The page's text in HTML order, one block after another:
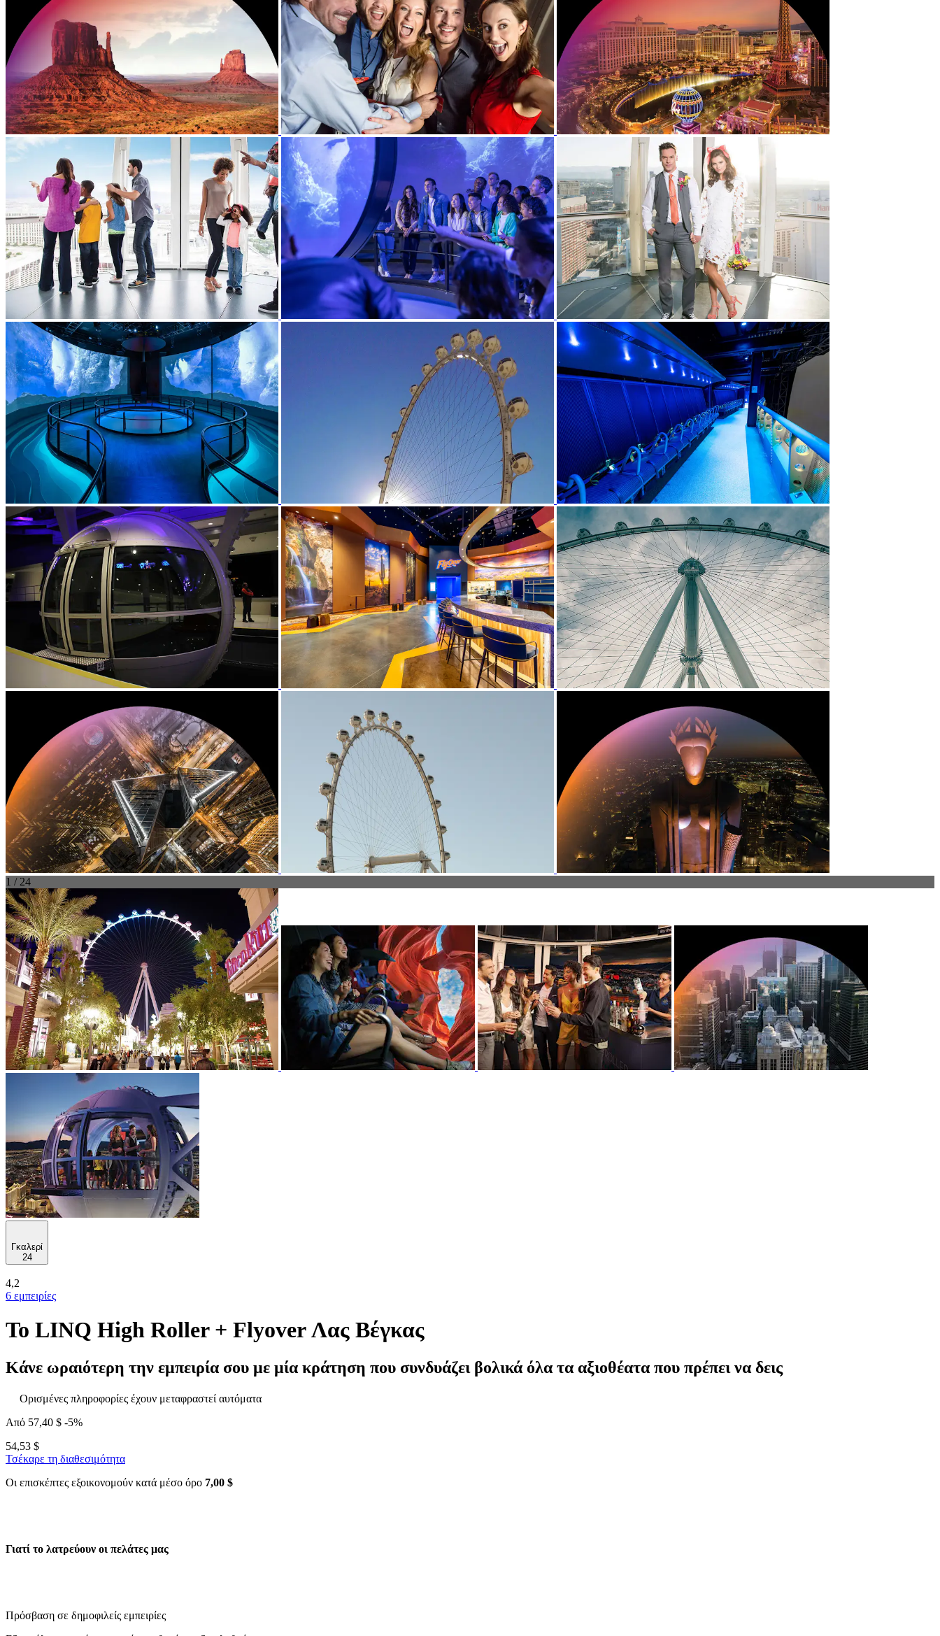
1 / 24
Γκαλερί
24
4,2
6 εμπειρίες
Το LINQ High Roller + Flyover Λας Βέγκας
Κάνε ωραιότερη την εμπειρία σου με μία κράτηση που συνδυάζει βολικά όλα τα αξιοθέατα που πρέπει να δεις
Ορισμένες πληροφορίες έχουν μεταφραστεί αυτόματα
Από 57,40 $ -5%
54,53 $
Τσέκαρε τη διαθεσιμότητα
Οι επισκέπτες εξοικονομούν κατά μέσο όρο 7,00 $
Γιατί το λατρεύουν οι πελάτες μας
Πρόσβαση σε δημοφιλείς εμπειρίες